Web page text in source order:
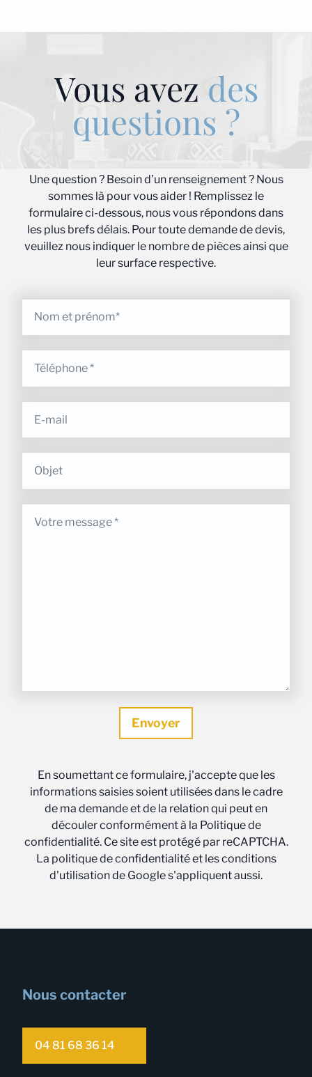
Vous avez des
questions ?
Une question ? Besoin d’un renseignement ? Nous
sommes là pour vous aider ! Remplissez le
formulaire ci-dessous, nous vous répondons dans
les plus brefs délais. Pour toute demande de devis,
veuillez nous indiquer le nombre de pièces ainsi que
leur surface respective.
En soumettant ce formulaire, j'accepte que les
informations saisies soient utilisées dans le cadre
de ma demande et de la relation qui peut en
découler conformément à la Politique de
confidentialité. Ce site est protégé par reCAPTCHA.
La politique de confidentialité et les conditions
d'utilisation de Google s'appliquent aussi.
Nous contacter
04 81 68 36 14